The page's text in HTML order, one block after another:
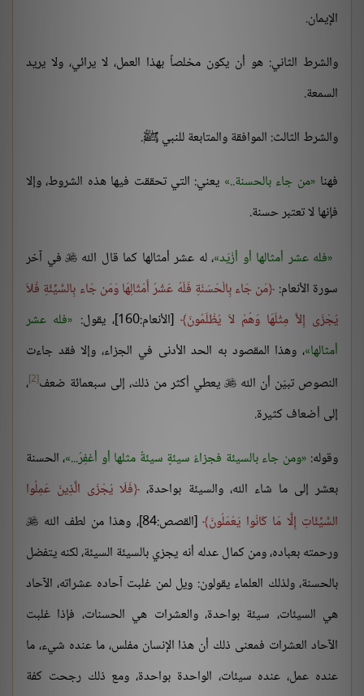
الإيمان.
والشرط الثاني: هو أن يكون مخلصاً بهذا العمل، لا يرائي، ولا يريد
السمعة.
والشرط الثالث: الموافقة والمتابعة للنبي ﷺ.
فهنا من جاء بالحسنة.. يعني: التي تحققت فيها هذه الشروط، وإلا
فإنها لا تعتبر حسنة.
فله عشر أمثالها أو أزْيَد ، له عشر أمثالها كما قال الله في آخر
سورة الأنعام: مَن جَاء بِالْحَسَنَةِ فَلَهُ عَشْرُ أَمْثَالِهَا وَمَن جَاء بِالسَّيِّئَةِ فَلاَ
يُجْزَى إِلاَّ مِثْلَهَا وَهُمْ لاَ يُظْلَمُونَ [الأنعام:160]، يقول:
فله عشر
أمثالها ، وهذا المقصود به الحد الأدنى في الجزاء، وإلا فقد جاءت
النصوص تبيّن أن الله  يعطي أكثر من ذلك، إلى سبعمائة ضعف[2] ،
إلى أضعاف كثيرة.
وقوله: ومن جاء بالسيئة فجزاءُ سيئةٍ سيئةٌ مثلها أو أغفِرُ... ، الحسنة
بعشر إلى ما شاء الله، والسيئة بواحدة،
فَلَا يُجْزَى الَّذِينَ عَمِلُوا
السَّيِّئَاتِ إِلَّا مَا كَانُوا يَعْمَلُونَ [القصص:84]، وهذا من لطف الله 
ورحمته بعباده، ومن كمال عدله أنه يجزي بالسيئة السيئة، لكنه يتفضل
بالحسنة، ولذلك العلماء يقولون: ويل لمن غلبت آحاده عشراته، الآحاد
هي السيئات، سيئة بواحدة، والعشرات هي الحسنات، فإذا غلبت
الآحاد العشرات فمعنى ذلك أن هذا الإنسان مفلس، ما عنده شيء، ما
عنده عمل، عنده سيئات، الواحدة بواحدة، ومع ذلك رجحت كفة